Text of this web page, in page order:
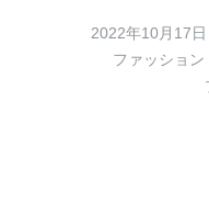
2022年10月17
ファッショ